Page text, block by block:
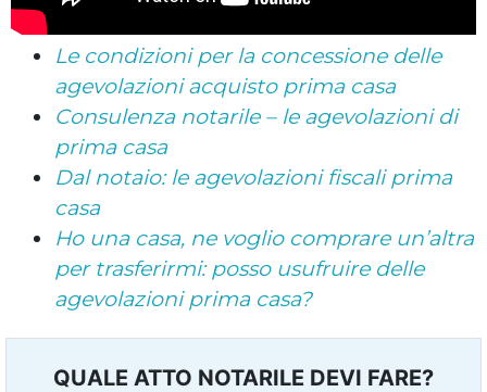
Le condizioni per la concessione delle
agevolazioni acquisto prima casa
Consulenza notarile – le agevolazioni di
prima casa
Dal notaio: le agevolazioni fiscali prima
casa
Ho una casa, ne voglio comprare un’altra
per trasferirmi: posso usufruire delle
agevolazioni prima casa?
QUALE ATTO NOTARILE DEVI FARE?